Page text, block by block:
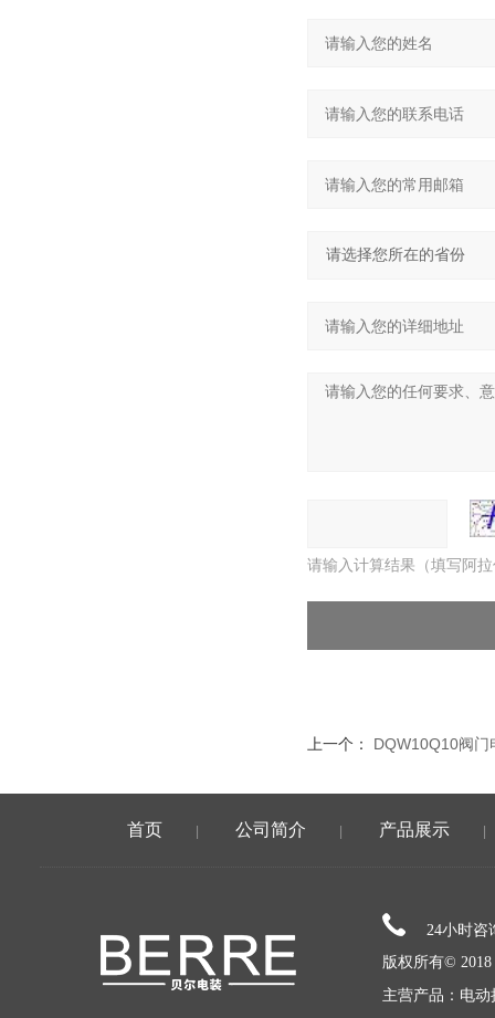
请输入计算结果（填写阿
上一个： DQW10Q10阀门
首页 公司简介 产品展示
24小时咨
版权所有©
主营产品：电